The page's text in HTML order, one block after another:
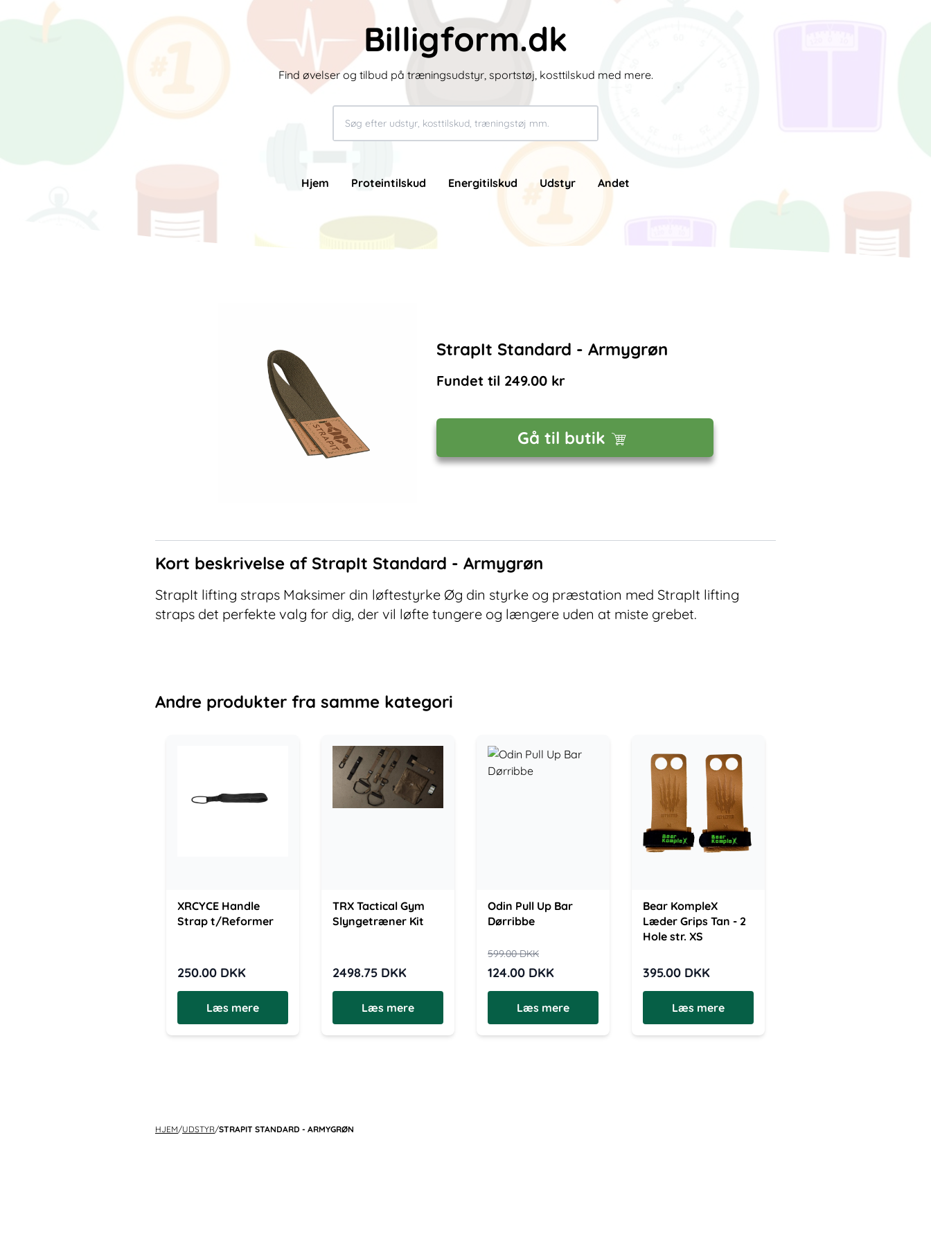
Billigform.dk
Find øvelser og tilbud på træningsudstyr, sportstøj, kosttilskud med mere.
Hjem Proteintilskud Energitilskud Udstyr Andet
StrapIt Standard - Armygrøn
Fundet til 249.00 kr
Gå til butik
Kort beskrivelse af StrapIt Standard - Armygrøn
StrapIt lifting straps Maksimer din løftestyrke Øg din styrke og præstation med StrapIt lifting
straps det perfekte valg for dig, der vil løfte tungere og længere uden at miste grebet.
Andre produkter fra samme kategori
XRCYCE Handle
Strap t/Reformer
250.00 DKK
Læs mere
TRX Tactical Gym
Slyngetræner Kit
2498.75 DKK
Læs mere
Odin Pull Up Bar
Dørribbe
599.00DKK
124.00 DKK
Læs mere
Bear KompleX
Læder Grips Tan - 2
Hole str. XS
395.00 DKK
Læs mere
HJEM/UDSTYR/STRAPIT STANDARD - ARMYGRØN